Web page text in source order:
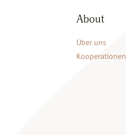
About
Über uns
Kooperationen